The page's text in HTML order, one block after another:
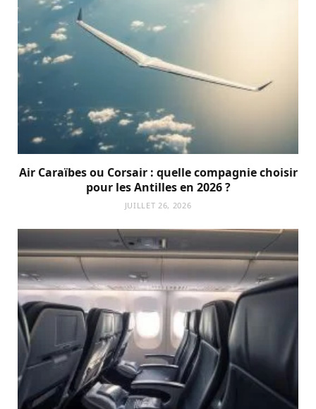
Air Caraïbes ou Corsair : quelle compagnie choisir
pour les Antilles en 2026 ?
JUILLET 26, 2026